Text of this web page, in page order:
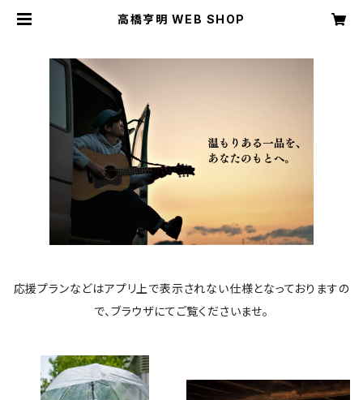
高橋亨明 WEB SHOP
応援プランなどはアプリ上で表示されない仕様となっておりますの
で、ブラウザにてご覧くださいませ。